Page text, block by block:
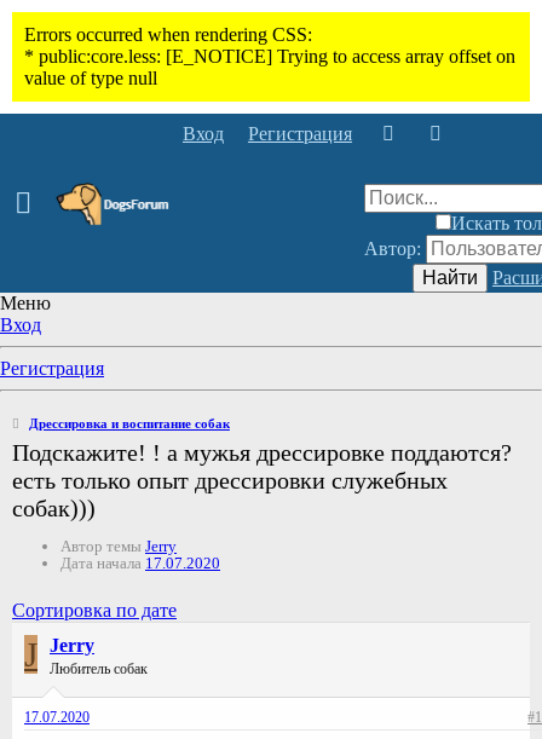
Вход Регистрация
Искать
Автор:
Найти
Меню
Вход
Регистрация
Дрессировка и воспитание собак
Подскажите! ! а мужья дрессировке поддаются?
есть только опыт дрессировки служебных
собак)))
Автор темы Jerry
Дата начала 17.07.2020
Сортировка по дате
J Jerry
Любитель собак
17.07.2020 #1